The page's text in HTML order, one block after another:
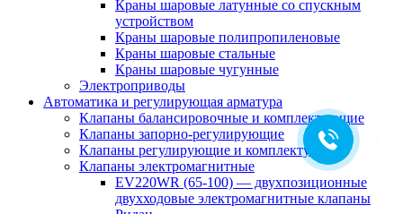
Краны шаровые латунные со спускным
устройством
Краны шаровые полипропиленовые
Краны шаровые стальные
Краны шаровые чугунные
Электроприводы
Автоматика и регулирующая арматура
Клапаны балансировочные и комплектующие
Клапаны запорно-регулирующие
Клапаны регулирующие и комплектующие
Клапаны электромагнитные
EV220WR (65-100) — двухпозиционные
двухходовые электромагнитные клапаны